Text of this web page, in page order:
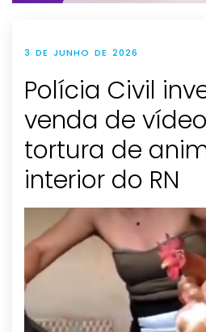
3 DE JUNHO DE 2026
Polícia Civil
venda de
tortura de
interior do RN